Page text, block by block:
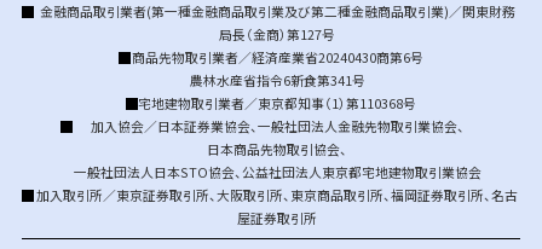
金融商品取引業者(第一種金融商品取引業及び第二種金融商品取引業)／関東財務
局長（金商）第127号
商品先物取引業者／経済産業省20240430商第6号
農林水産省指令6新食第341号
宅地建物取引業者／東京都知事（1）第110368号
加入協会／日本証券業協会、 一般社団法人金融先物取引業協会、
日本商品先物取引協会、
一般社団法人日本STO協会、 公益社団法人東京都宅地建物取引業協会
加入取引所／東京証券取引所、大阪取引所、 東京商品取引所、福岡証券取引所、名古
屋証券取引所